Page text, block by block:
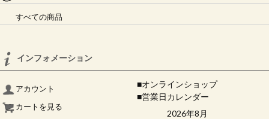
すべての商品
インフォメーション
アカウント
カートを見る
■オンラインショップ
■営業日カレンダー
2026年8月